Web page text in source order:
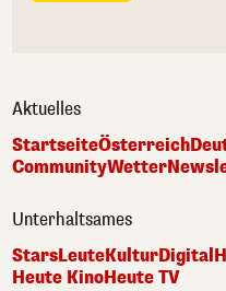
Aktuelles
StartseiteÖsterreich
CommunityWetter
Unterhaltsames
StarsLeuteKulturDigital
Heute KinoHeute TV